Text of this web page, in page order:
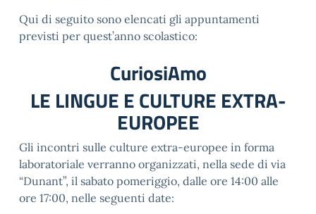
Qui di seguito sono elencati gli appuntamenti
previsti per quest’anno scolastico:
CuriosiAmo
LE LINGUE E CULTURE EXTRA-
EUROPEE
Gli incontri sulle culture extra-europee in forma
laboratoriale verranno organizzati, nella sede di via
“Dunant”, il sabato pomeriggio, dalle ore 14:00 alle
ore 17:00, nelle seguenti date: